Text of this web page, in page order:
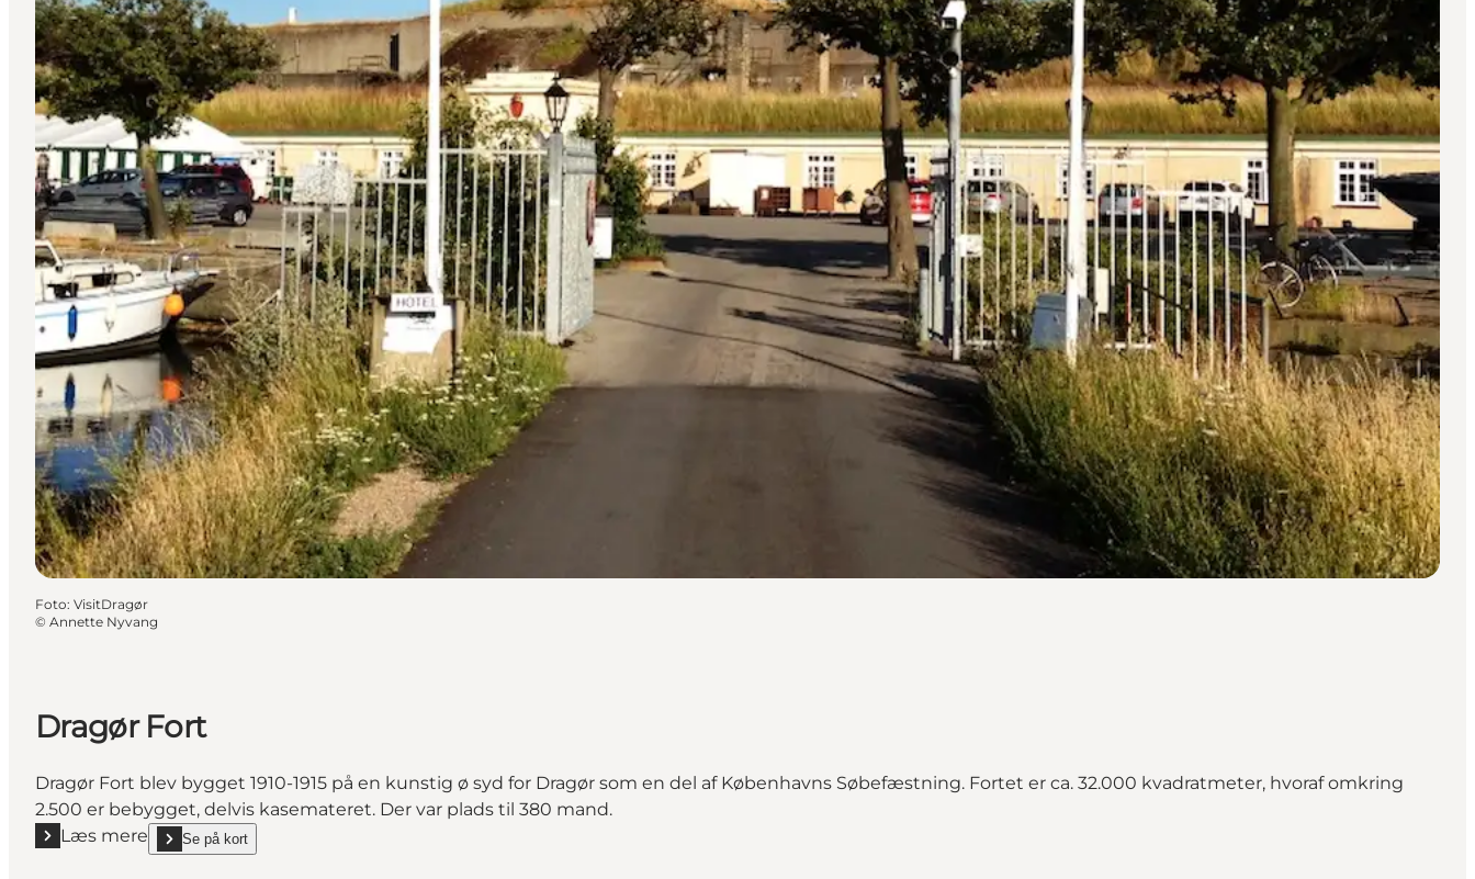
Foto: VisitDragør
© Annette Nyvang
Dragør Fort
Dragør Fort blev bygget 1910-1915 på en kunstig ø syd for Dragør som en del af Københavns Søbefæstning. Fortet er ca. 32.000 kvadratmeter, hvoraf omkring
2.500 er bebygget, delvis kasemateret. Der var plads til 380 mand.
Læs mere
Læs mere "Dragør Fort"
Se på kort
show Dragør Fort on_map